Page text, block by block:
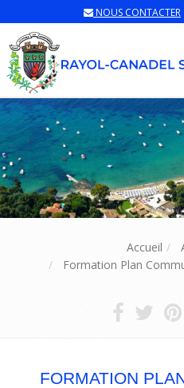
NOUS CONTACTER
Accueil
Formation Plan
FORMATION